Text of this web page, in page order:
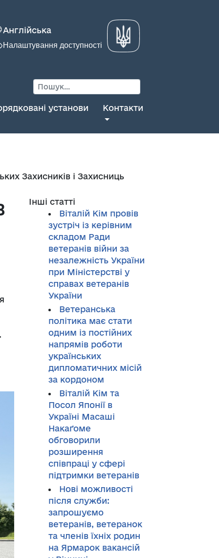
Англійська
Налаштування доступності
установи Контакти
Захисників і Захисниць
Інші статті
Віталій Кім провів
зустріч із керівним
складом Ради
ветеранів війни за
незалежність України
при Міністерстві у
справах ветеранів
України
Ветеранська
політика має стати
одним із постійних
напрямів роботи
українських
дипломатичних місій
за кордоном
Віталій Кім та
Посол Японії в
Україні Масаші
Накаґоме
обговорили
розширення
співпраці у сфері
підтримки ветеранів
Нові можливості
після служби:
запрошуємо
ветеранів, ветеранок
та членів їхніх родин
на Ярмарок вакансій